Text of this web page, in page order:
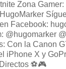
Zona Gamer:
Facebook:
@hugomarker
Con la Canon
iPhone X y
⚽️🎮